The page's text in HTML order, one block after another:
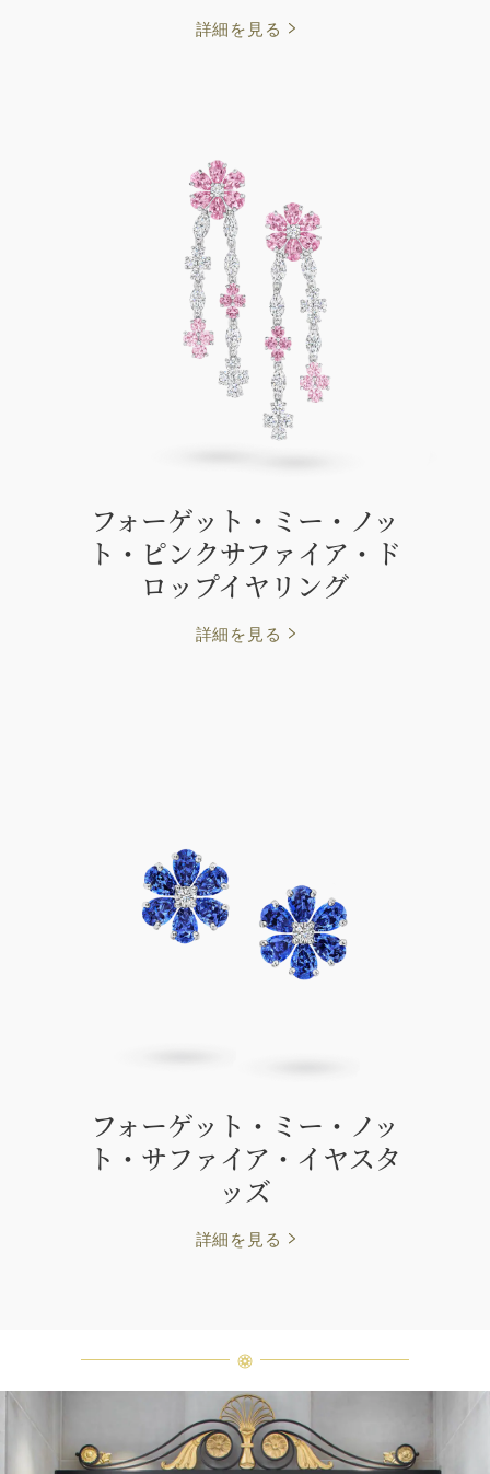
詳細を見る
フォーゲット・ミー・ノッ
ト・ピンクサファイア・ド
ロップイヤリング
詳細を見る
フォーゲット・ミー・ノッ
ト・サファイア・イヤスタ
ッズ
詳細を見る